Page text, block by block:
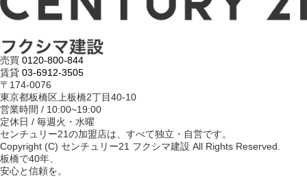
売買 0120-800-844
賃貸 03-6912-3505
〒174-0076
東京都板橋区上板橋2丁目40-10
営業時間 / 10:00~19:00
定休日 / 毎週火・水曜
センチュリー21の加盟店は、すべて独立・自営です。
Copyright (C) センチュリー21 フクシマ建設 All Rights Reserved.
板橋で40年、
安心と信頼を。